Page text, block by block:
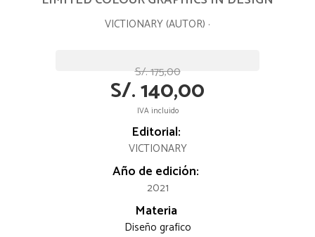
VICTIONARY (AUTOR) ·
S/. 175,00
S/. 140,00
IVA incluido
Editorial:
VICTIONARY
Año de edición:
2021
Materia
Diseño grafico